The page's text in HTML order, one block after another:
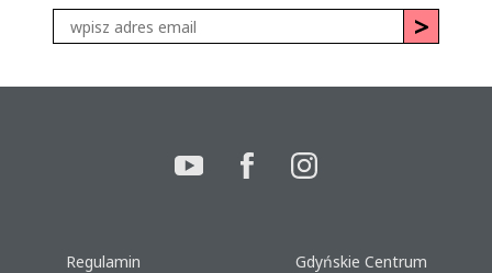
Regulamin
Gdyńskie Centrum